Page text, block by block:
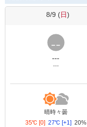
8/9 (日)
---
---
晴時々曇
35℃ [0] 27℃ [+1] 20%